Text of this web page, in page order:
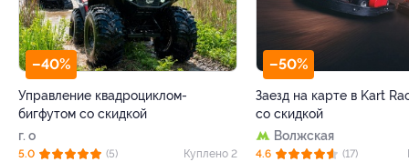
–40%
Управление квадроциклом-
бигфутом со скидкой
г. о
5.0 (5) Куплено 2
–50%
Заезд на карте в Kart
со скидкой
Волжская
4.6 (17)